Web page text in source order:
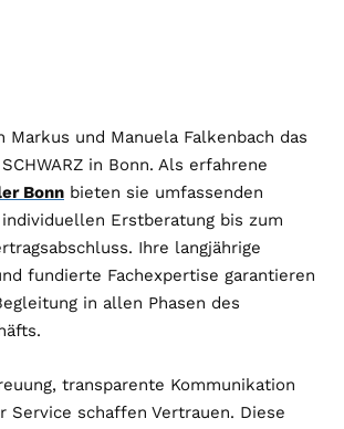
Markus und Manuela Falkenbach das
in Bonn. Als erfahrene
Bonn bieten sie umfassenden
Erstberatung bis zum
Ihre langjährige
fundierte Fachexpertise garantieren
in allen Phasen des
transparente Kommunikation
Service schaffen Vertrauen. Diese